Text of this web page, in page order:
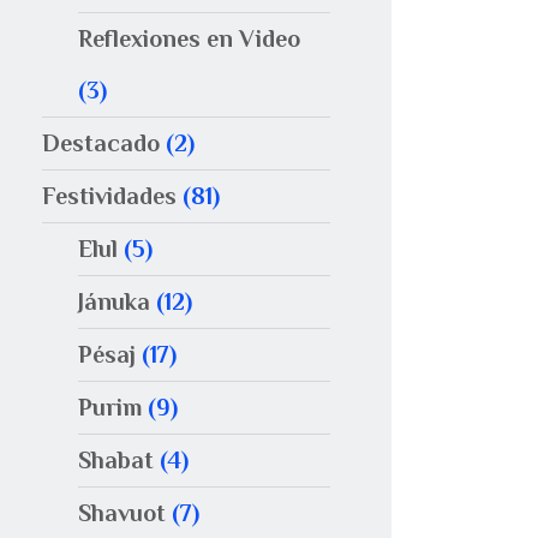
Reflexiones en Video
(3)
Destacado (2)
Festividades (81)
Elul (5)
Jánuka (12)
Pésaj (17)
Purim (9)
Shabat (4)
Shavuot (7)